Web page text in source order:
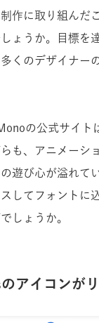
作に取り組んだ
ょうか。目標を
くのデザイナー
の公式サイト
も、アニメーシ
遊び心が溢れて
してフォントに
しょうか。
アイコンが